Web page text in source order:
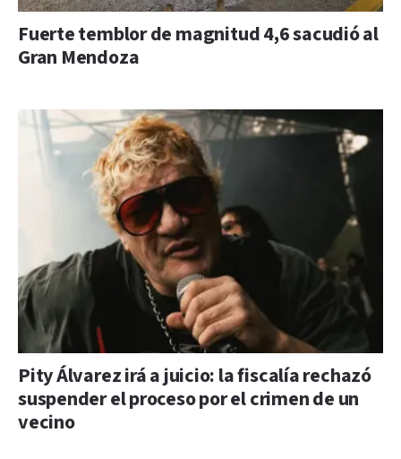
Fuerte temblor de magnitud 4,6 sacudió al
Gran Mendoza
Pity Álvarez irá a juicio: la fiscalía rechazó
suspender el proceso por el crimen de un
vecino